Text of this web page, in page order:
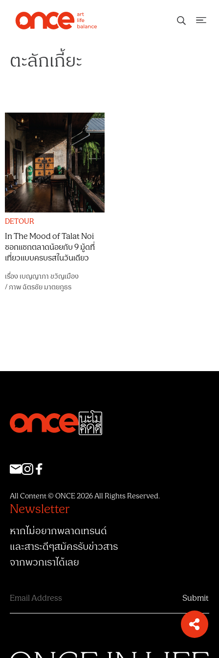
ตะลักเกี้ยะ
DETOUR
In The Mood of Talat Noi
ซอกแซกตลาดน้อยกับ 9 มู้ดที่
เที่ยวแบบครบรสในวันเดียว
เรื่อง เบญญาภา ขวัญเมือง
/ภาพฉัตรชัย มาตยภูธร
All Content © ONCE 2026 All Rights Reserved.
Newsletter
หากไม่อยากพลาดเทรนด์
และสาระดีๆสมัครรับข่าวสาร
จากพวกเราได้เลย